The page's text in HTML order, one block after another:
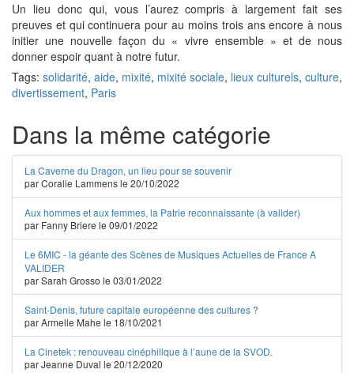
Un lieu donc qui, vous l’aurez compris à largement fait ses
preuves et qui continuera pour au moins trois ans encore à nous
initier une nouvelle façon du « vivre ensemble » et de nous
donner espoir quant à notre futur.
Tags: solidarité, aide, mixité, mixité sociale, lieux culturels, culture,
divertissement, Paris
Dans la même catégorie
La Caverne du Dragon, un lieu pour se souvenir
par Coralie Lammens le 20/10/2022
Aux hommes et aux femmes, la Patrie reconnaissante (à valider)
par Fanny Briere le 09/01/2022
Le 6MIC - la géante des Scènes de Musiques Actuelles de France A
VALIDER
par Sarah Grosso le 03/01/2022
Saint-Denis, future capitale européenne des cultures ?
par Armelle Mahe le 18/10/2021
La Cinetek : renouveau cinéphilique à l’aune de la SVOD.
par Jeanne Duval le 20/12/2020